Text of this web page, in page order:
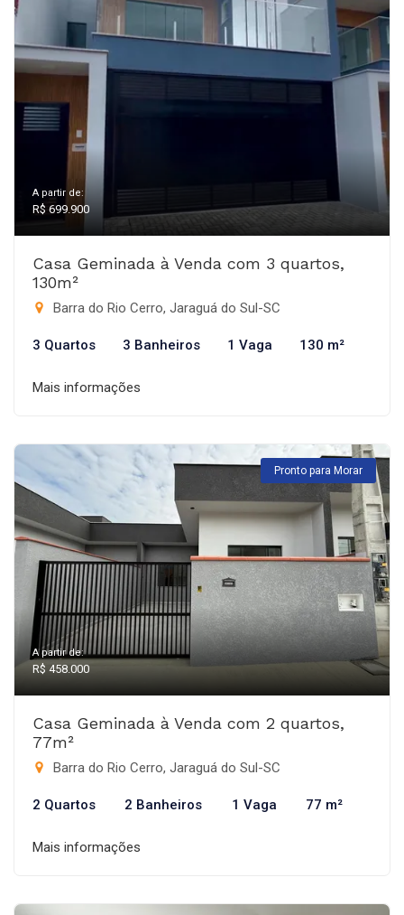
A partir de:
R$ 699.900
Casa Geminada à Venda com 3 quartos,
130m²
Barra do Rio Cerro, Jaraguá do Sul-SC
3 Quartos 3 Banheiros 1 Vaga 130 m²
Mais informações
Pronto para Morar
A partir de:
R$ 458.000
Casa Geminada à Venda com 2 quartos,
77m²
Barra do Rio Cerro, Jaraguá do Sul-SC
2 Quartos 2 Banheiros 1 Vaga 77 m²
Mais informações